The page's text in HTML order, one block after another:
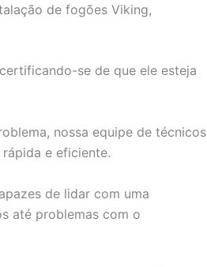
de fogões Viking,
se de que ele esteja
nossa equipe de técnicos
e eficiente.
de lidar com uma
até problemas com o